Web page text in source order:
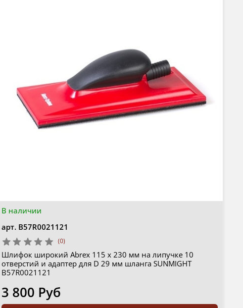
В наличии
арт. B57R0021121
(0)
Шлифок широкий Abrex 115 х 230 мм на липучке 10
отверстий и адаптер для D 29 мм шланга SUNMIGHT
B57R0021121
3 800 Руб